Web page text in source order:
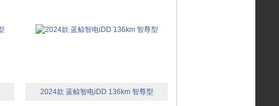
2024款 蓝鲸智电iDD 136km 智尊型